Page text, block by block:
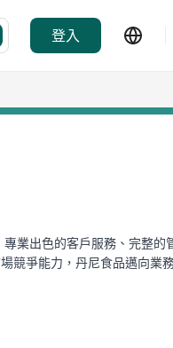
登入
業出色的客戶服務、完整的
競爭能力，丹尼食品邁向業
全符合 HACCP 及ISO22000